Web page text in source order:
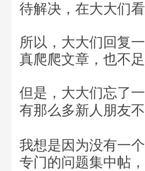
待解决，在大大们
所以，大大们回复
真爬爬文章，也不
但是，大大们忘了
有那么多新人朋友
我想是因为没有一
专门的问题集中帖